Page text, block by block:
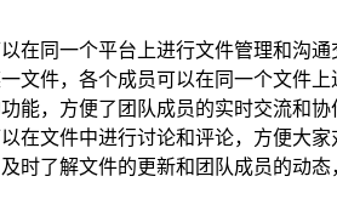
在同一个平台上进行文件管理和沟通
文件，各个成员可以在同一个文件上
能，方便了团队成员的实时交流和协
在文件中进行讨论和评论，方便大家
时了解文件的更新和团队成员的动态